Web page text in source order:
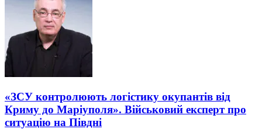
«ЗСУ контролюють логістику окупантів від
Криму до Маріуполя». Військовий експерт про
ситуацію на Півдні